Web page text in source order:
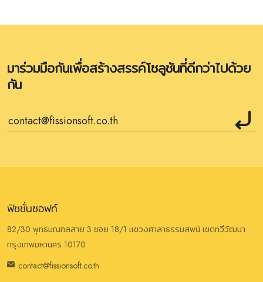
มาร่วมมือกันเพื่อสร้างสรรค์โซลูชันที่ดีกว่าไปด้วย
กัน
ฟิชชั่นซอฟท์
82/30 พุทธมณฑลสาย 3 ซอย 18/1 แขวงศาลาธรรมสพน์ เขตทวีวัฒนา
กรุงเทพมหานคร 10170
contact@fissionsoft.co.th